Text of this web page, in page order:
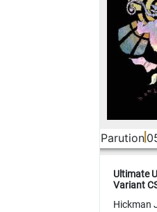
Parution
Ultimate
Variant
Hickman